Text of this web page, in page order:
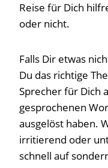
Reise für Dich
oder nicht.
Falls Dir etwas
Du das richtige
Sprecher für Dich
gesprochenen
ausgelöst haben.
irritierend oder
schnell auf